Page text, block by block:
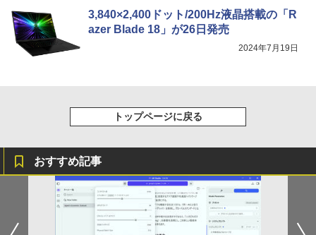
3,840×2,400ドット/200Hz液晶搭載の「R
azer Blade 18」が26日発売
2024年7月19日
トップページに戻る
おすすめ記事